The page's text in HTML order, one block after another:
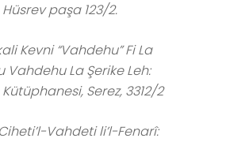
paşa 123/2.
Kevni “Vahdehu” Fi La
Vahdehu La Şerike Leh:
Serez, 3312/2
Vahdeti li’l-Fenarî: